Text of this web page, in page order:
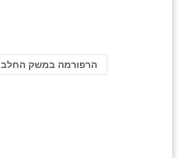
הרפורמה במשק החלב